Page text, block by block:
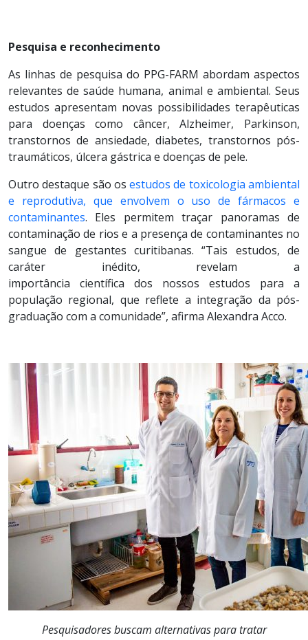
Pesquisa e reconhecimento
As linhas de pesquisa do PPG-FARM abordam aspectos
relevantes de saúde humana, animal e ambiental. Seus
estudos apresentam novas possibilidades terapêuticas
para doenças como câncer, Alzheimer, Parkinson,
transtornos de ansiedade, diabetes, transtornos pós-
traumáticos, úlcera gástrica e doenças de pele.
Outro destaque são osestudos de toxicologia ambiental
e reprodutiva, que envolvem o uso de fármacos e
contaminantes. Eles permitem traçar panoramas de
contaminação de rios e a presença de contaminantes no
sangue de gestantes curitibanas. “Tais estudos, de
caráter inédito, revelam a
importância científica dos nossos estudos para a
população regional, que reflete a integração da pós-
graduação com a comunidade”, afirma Alexandra Acco.
Pesquisadores buscam alternativas para tratar